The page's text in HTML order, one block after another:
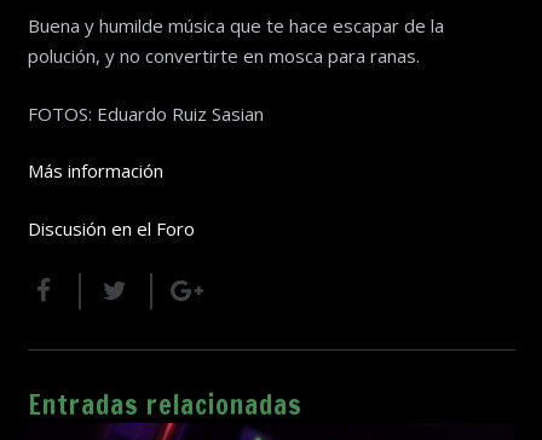
Buena y humilde música que te hace escapar de la
polución, y no convertirte en mosca para ranas.
FOTOS: Eduardo Ruiz Sasian
Más información
Discusión en el Foro
Entradas relacionadas